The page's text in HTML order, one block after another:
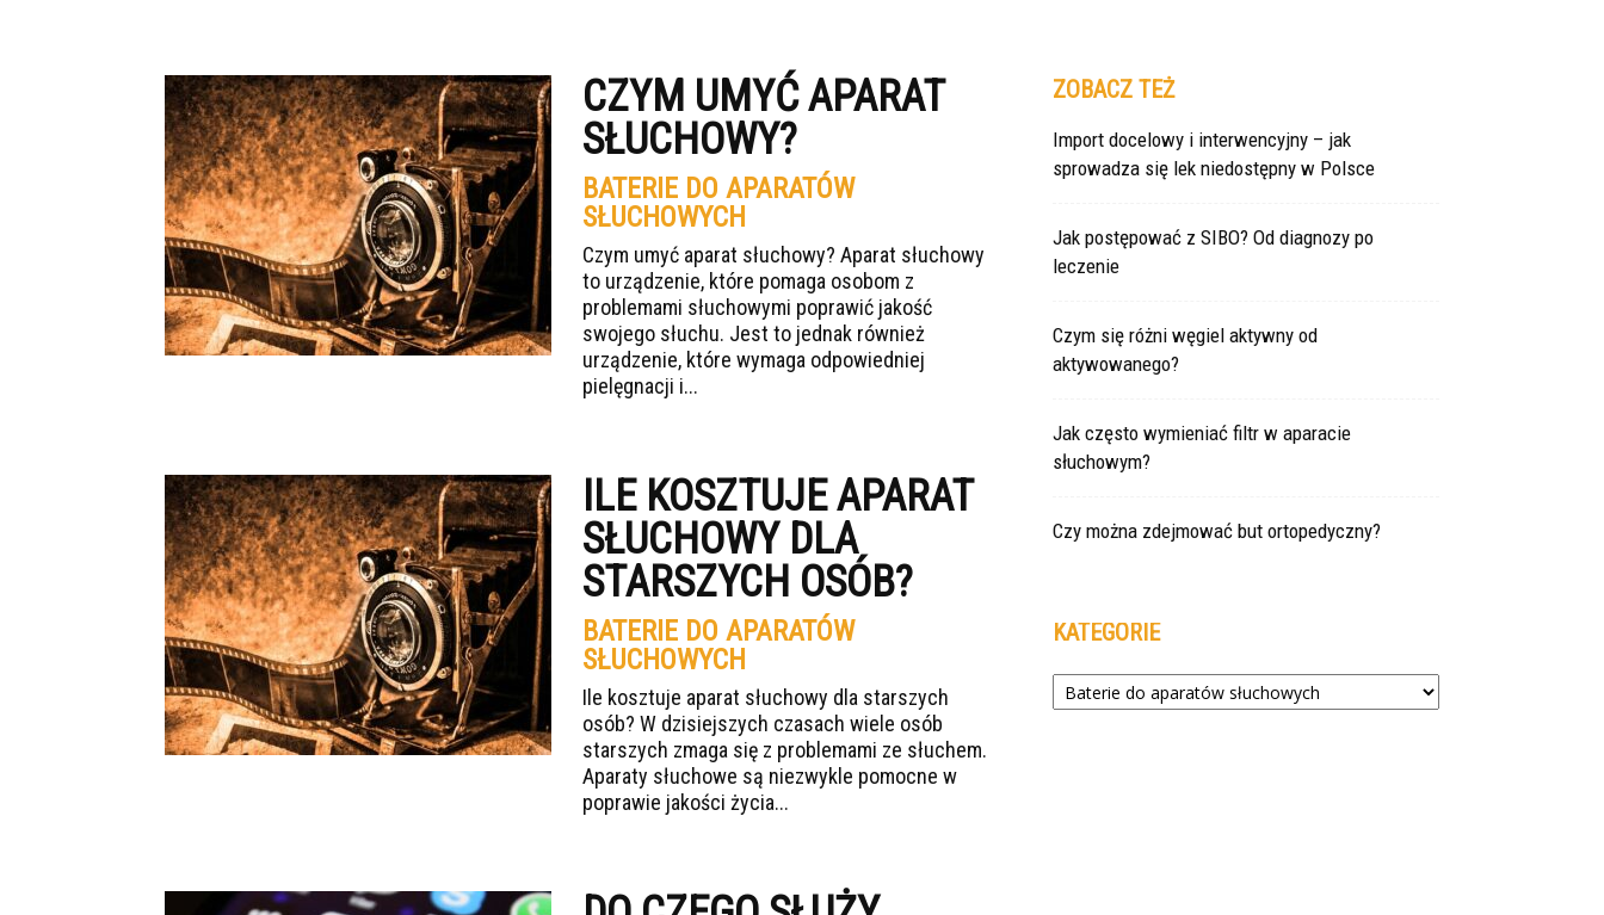
CZYM UMYĆ APARAT
SŁUCHOWY?
BATERIE DO APARATÓW
SŁUCHOWYCH
Czym umyć aparat słuchowy? Aparat słuchowy
to urządzenie, które pomaga osobom z
problemami słuchowymi poprawić jakość
swojego słuchu. Jest to jednak również
urządzenie, które wymaga odpowiedniej
pielęgnacji i...
ILE KOSZTUJE APARAT
SŁUCHOWY DLA
STARSZYCH OSÓB?
BATERIE DO APARATÓW
SŁUCHOWYCH
Ile kosztuje aparat słuchowy dla starszych
osób? W dzisiejszych czasach wiele osób
starszych zmaga się z problemami ze słuchem.
Aparaty słuchowe są niezwykle pomocne w
poprawie jakości życia...
ZOBACZ TEŻ
Import docelowy i interwencyjny – jak
sprowadza się lek niedostępny w Polsce
Jak postępować z SIBO? Od diagnozy po
leczenie
Czym się różni węgiel aktywny od
aktywowanego?
Jak często wymieniać filtr w aparacie
słuchowym?
Czy można zdejmować but ortopedyczny?
KATEGORIE
Kategorie